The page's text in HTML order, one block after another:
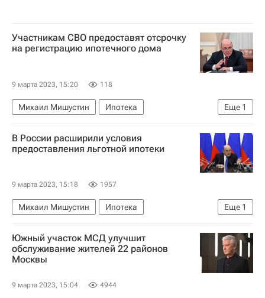
Участникам СВО предоставят отсрочку
на регистрацию ипотечного дома
9 марта 2023, 15:20 118
Еще 1
Михаил Мишустин
Ипотека
Льготная ипотека
В России расширили условия
предоставления льготной ипотеки
9 марта 2023, 15:18 1957
Еще 1
Михаил Мишустин
Ипотека
Льготная ипотека
Южный участок МСД улучшит
обслуживание жителей 22 районов
Москвы
9 марта 2023, 15:04 4944